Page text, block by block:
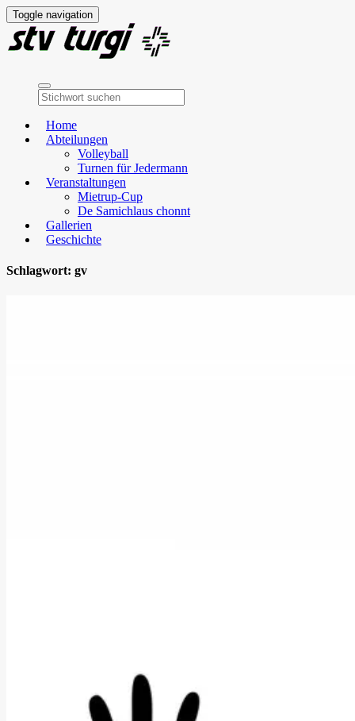
Toggle navigation
Home
Abteilungen
Volleyball
Turnen für Jedermann
Veranstaltungen
Mietrup-Cup
De Samichlaus chonnt
Gallerien
Geschichte
Schlagwort: gv